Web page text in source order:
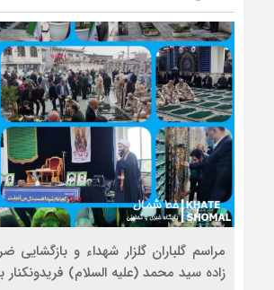
مراسم گلباران گلزار شهداء و بازگشایی
زاده سید محمد (علیه السلام) فریدونکنار